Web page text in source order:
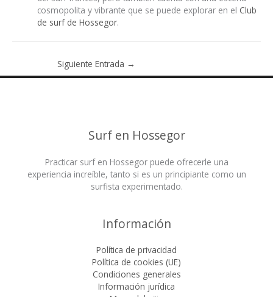
cosmopolita y vibrante que se puede explorar en el Club
de surf de Hossegor.
Siguiente Entrada →
Surf en Hossegor
Practicar surf en Hossegor puede ofrecerle una
experiencia increíble, tanto si es un principiante como un
surfista experimentado.
Información
Política de privacidad
Política de cookies (UE)
Condiciones generales
Información jurídica